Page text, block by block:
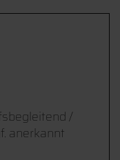
/
anerkannt